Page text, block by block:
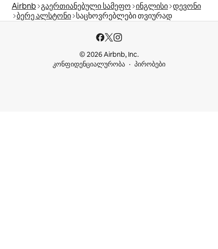
Airbnb გაერთიანებული სამეფო ინგლისი დევონი
ბერე ალსტონი საცხოვრებლები თვიურად
© 2026 Airbnb, Inc.
კონფიდენციალურობა
პირობები